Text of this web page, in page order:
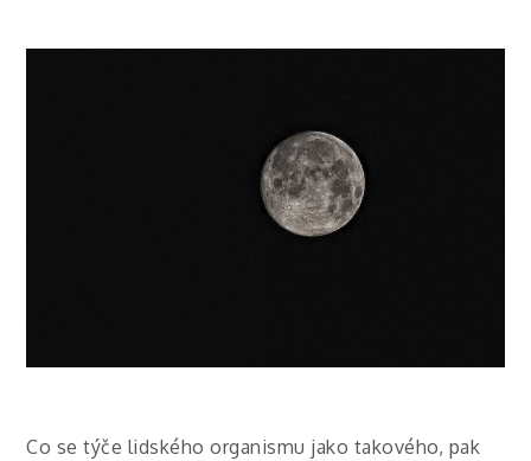
Co se týče lidského organismu jako takového, pak